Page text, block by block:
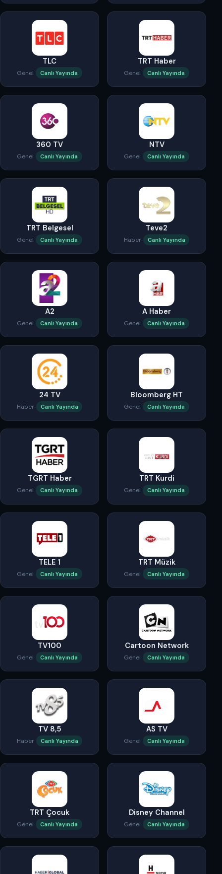
TLC
Genel Canlı Yayında
TRT Haber
Genel Canlı Yayında
360 TV
Genel Canlı Yayında
NTV
Genel Canlı Yayında
TRT Belgesel
Genel Canlı Yayında
Teve2
Haber Canlı Yayında
A2
Genel Canlı Yayında
A Haber
Genel Canlı Yayında
24 TV
Haber Canlı Yayında
Bloomberg HT
Genel Canlı Yayında
TGRT Haber
Genel Canlı Yayında
TRT Kurdi
Genel Canlı Yayında
TELE 1
Genel Canlı Yayında
TRT Müzik
Genel Canlı Yayında
TV100
Genel Canlı Yayında
Cartoon Network
Genel Canlı Yayında
TV 8,5
Haber Canlı Yayında
AS TV
Genel Canlı Yayında
TRT Çocuk
Genel Canlı Yayında
Disney Channel
Genel Canlı Yayında